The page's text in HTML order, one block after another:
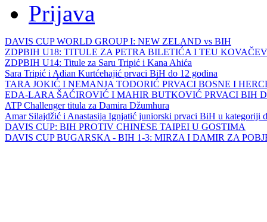
Prijava
DAVIS CUP WORLD GROUP I: NEW ZELAND vs BIH
ZDPBIH U18: TITULE ZA PETRA BILETIĆA I TEU
ZDPBIH U14: Titule za Saru Tripić i Kana Ahića
Sara Tripić i Adian Kurtćehajić prvaci BiH do 12 godina
TARA JOKIĆ I NEMANJA TODORIĆ PRVACI BOSNE I
EDA-LARA ŠAĆIROVIĆ I MAHIR BUTKOVIĆ PRVACI BIH
ATP Challenger titula za Damira Džumhura
Amar Silajdžić i Anastasija Ignjatić juniorski prvaci BiH u kategoriji
DAVIS CUP: BIH PROTIV CHINESE TAIPEI U GOSTIMA
DAVIS CUP BUGARSKA - BIH 1-3: MIRZA I DAMIR ZA